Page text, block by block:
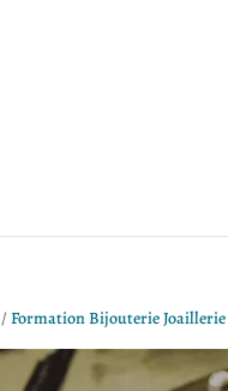
/Formation Bijouterie Joaillerie